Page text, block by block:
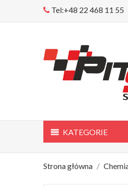
Tel:+48 22 468 11 55
KATEGORIE
Strona główna